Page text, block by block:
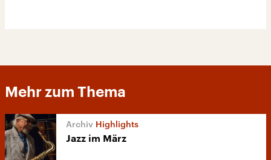
Mehr zum Thema
Highlights
Jazz im März